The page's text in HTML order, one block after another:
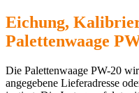
Eichung,
Palettenwaage
Die Palettenwaage PW-20
angegebene Lieferadresse